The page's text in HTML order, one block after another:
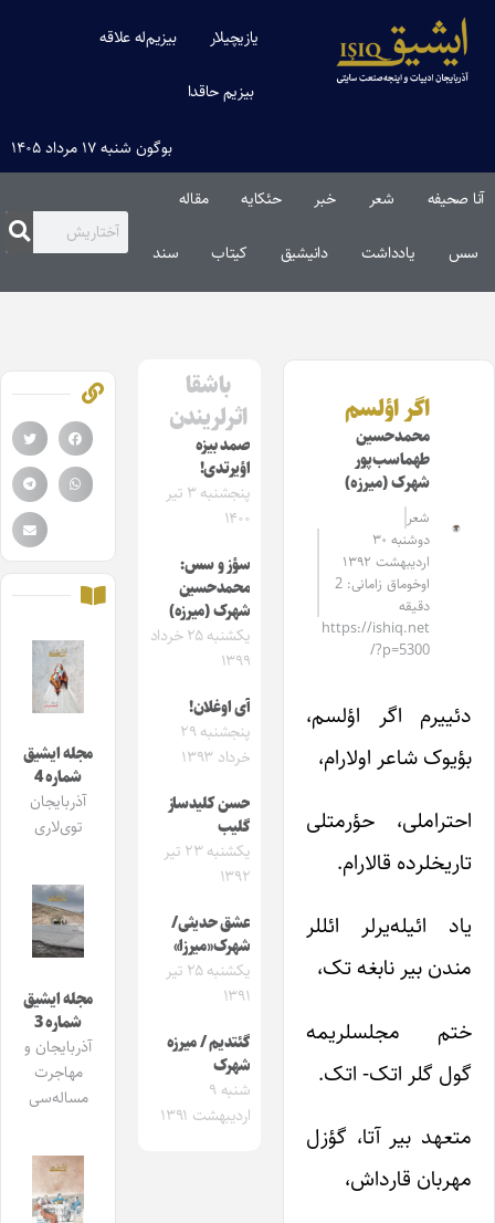
یازیچیلار بیزیم‌له علاقه
بیزیم حاقدا
بوگون شنبه ۱۷ مرداد ۱۴۰۵
آنا صحیفه شعر خبر حئکایه مقاله‌
سس یادداشت دانیشیق کیتاب سند
اگر اؤلسم
محمدحسین
طهماسب‌پور
شهرک (میرزه)
شعر
دوشنبه ۳۰
اردیبهشت ۱۳۹۲
اوخوماق زامانی: 2
دقیقه
https://ishiq.net
/?p=5300
دئییرم اگر اؤلسم،
بؤیوک شاعر اولارام،
احتراملی، حؤرمتلی
تاریخلرده قالارام.
یاد ائیله‌یرلر ائللر
مندن بیر نابغه تک،
ختم مجلسلریمه
گول گلر اتک- اتک.
متعهد بیر آتا، گؤزل
مهربان قارداش،
باشقا
اثرلریندن
صمد بیزه
اؤیرتدی!
پنجشنبه ۳ تیر
۱۴۰۰
سؤز و سس:
محمدحسین
شهرک (میرزه)
یکشنبه ۲۵ خرداد
۱۳۹۹
آی اوغلان!
پنجشنبه ۲۹
خرداد ۱۳۹۳
حسن کلیدساز
گلیب
یکشنبه ۲۳ تیر
۱۳۹۲
عشق حدیثی/
شهرک«میرزا»
یکشنبه ۲۵ تیر
۱۳۹۱
گئتدیم / میرزه
شهرک
شنبه ۹
اردیبهشت ۱۳۹۱
مجله ایشیق
شماره 4
آذربایجان
توی‌لاری
مجله ایشیق
شماره 3
آذربایجان و
مهاجرت
مساله‌سی